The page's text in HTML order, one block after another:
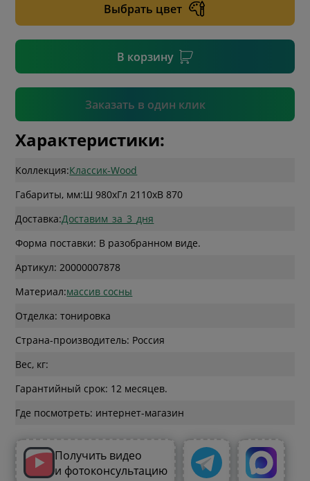
Выбрать цвет
В корзину
Заказать в один клик
Подтвердить
Характеристики:
Коллекция:Классик-Wood
Габариты, мм:Ш 980xГл 2110xВ 870
Доставка:Доставим_за_3_дня
Форма поставки: В разобранном виде.
Артикул: 20000007878
Материал:массив сосны
Отделка: тонировка
Страна-производитель: Россия
Вес, кг:
Гарантийный срок: 12 месяцев.
Где посмотреть: интернет-магазин
Получить видео
и фотоконсультацию